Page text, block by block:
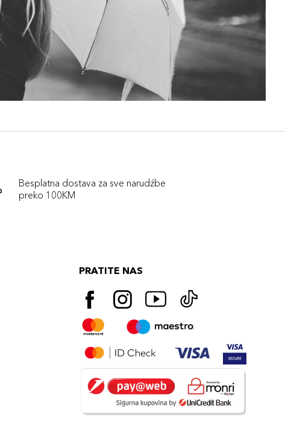
Besplatna dostava za sve narudźbe
preko 100KM
PRATITE NAS